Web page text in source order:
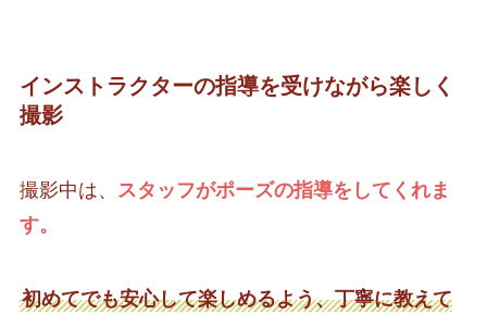
インストラクターの指導を受けながら楽しく
撮影
撮影中は、 スタッフがポーズの指導をしてくれま
す。
初めてでも安心して楽しめるよう、丁寧に教えて